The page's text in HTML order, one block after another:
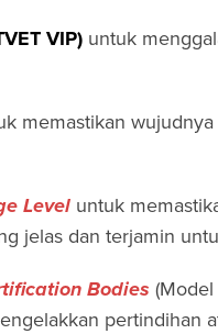
VIP) untuk
memastikan
Level untuk
jelas dan terjamin
Bodies
pertindihan